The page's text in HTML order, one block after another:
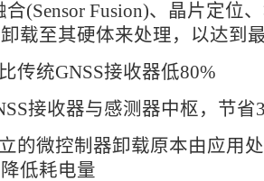
合(Sensor Fusion)、晶片定位
载至其硬体来处理，以达到
传统GNSS接收器低80%
接收器与感测器中枢，节省
的微控制器卸载原本由应用
低耗电量